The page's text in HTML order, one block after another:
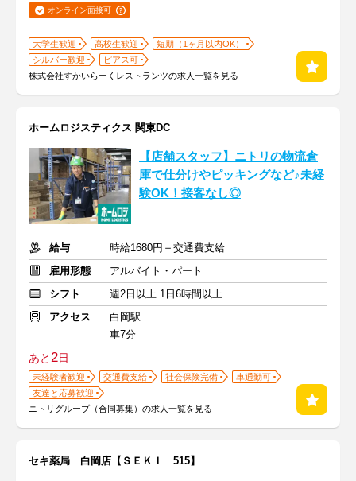
オンライン面接可
大学生歓迎 高校生歓迎
短期（1ヶ月以内OK）
シルバー歓迎
ピアス可
株式会社すかいらーくレストランツの求人一覧を見る
ホームロジスティクス 関東DC
【店舗スタッフ】ニトリの物流倉
庫で仕分けやピッキングなど♪未経
験OK！接客なし◎
給与
時給1680円＋交通費支給
雇用形態
アルバイト・パート
シフト
週2日以上 1日6時間以上
アクセス
白岡駅
車7分
あと2日
未経験者歓迎 交通費支給 社会保険完備
車通勤可
友達と応募歓迎
ニトリグループ（合同募集）の求人一覧を見る
セキ薬局 白岡店【ＳＥＫＩ 515】